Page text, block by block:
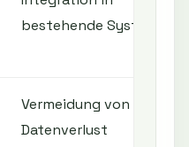
bestehende Systeme
Vermeidung von
Datenverlust